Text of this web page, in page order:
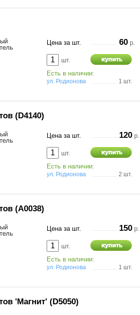
Цена за шт. 60 р.
шт.
Есть в наличии:
ул. Родионова 1 шт.
(D4140)
Цена за шт. 120 р.
шт.
Есть в наличии:
ул. Родионова 2 шт.
(A0038)
Цена за шт. 150 р.
шт.
Есть в наличии:
ул. Родионова 1 шт.
'Магнит' (D5050)